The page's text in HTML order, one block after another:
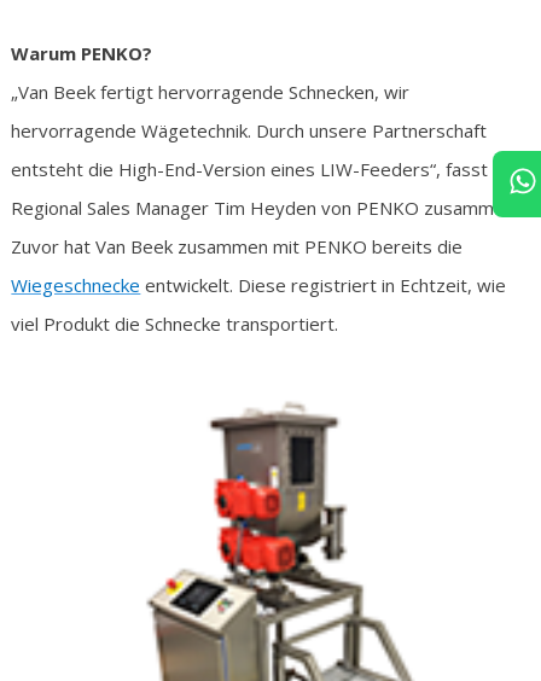
Warum PENKO?
„Van Beek fertigt hervorragende Schnecken, wir
hervorragende Wägetechnik. Durch unsere Partnerschaft
entsteht die High-End-Version eines LIW-Feeders“, fasst
Regional Sales Manager Tim Heyden von PENKO zusammen.
Zuvor hat Van Beek zusammen mit PENKO bereits die
Wiegeschnecke entwickelt. Diese registriert in Echtzeit, wie
viel Produkt die Schnecke transportiert.